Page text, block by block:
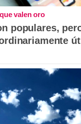
valen oro
populares,